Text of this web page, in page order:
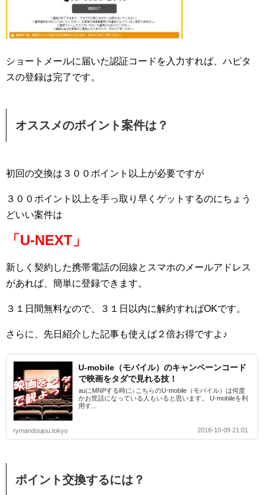
ショートメールに届いた認証コードを入力すれば、ハピタ
スの登録は完了です。
オススメのポイント案件は？
初回の交換は３００ポイント以上が必要ですが
３００ポイント以上を手っ取り早くゲットするのにちょう
どいい案件は
「U-NEXT」
新しく契約した携帯電話の回線とスマホのメールアドレス
があれば、簡単に登録できます。
３１日間無料なので、３１日以内に解約すればOKです。
さらに、先日紹介した記事も使えば２倍お得ですよ♪
U-mobile（モバイル）のキャンペーンコード
で映画をタダで見れる技！
auにMNPする時に↓こちらのU-mobile（モバイル）は何度
かお世話になっている人もいると思います。 U-mobileを利
用す...
rymandoujou.tokyo 2016-10-09 21:01
ポイント交換するには？